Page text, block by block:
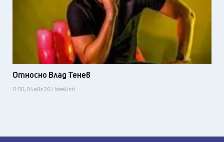
Относно Влад Тенев
11:50, 04 авг 26 / Idealisti